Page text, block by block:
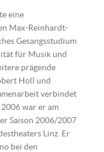
eine
Max-Reinhardt-
Gesangsstudium
für Musik und
prägende
Holl und
verbindet
war er am
Saison 2006/2007
Linz. Er
bei den